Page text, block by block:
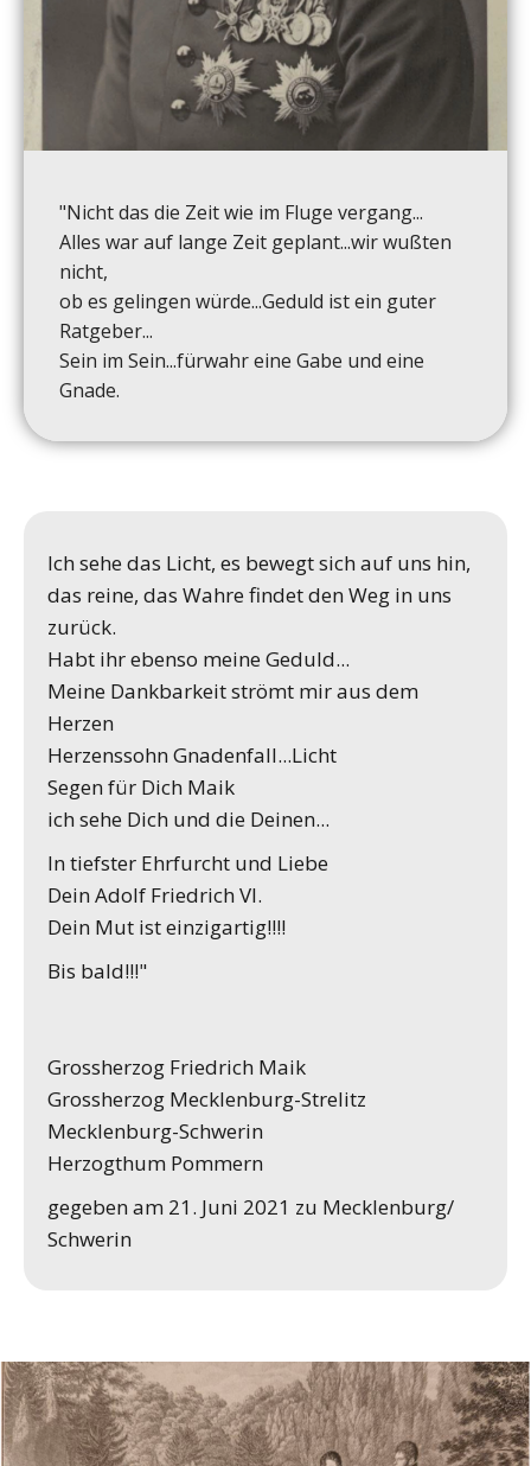
"Nicht das die Zeit wie im Fluge vergang...
Alles war auf lange Zeit geplant...wir wußten
nicht,
ob es gelingen würde...Geduld ist ein guter
Ratgeber...
Sein im Sein...fürwahr eine Gabe und eine
Gnade.
Ich sehe das Licht, es bewegt sich auf uns hin,
das reine, das Wahre findet den Weg in uns
zurück.
Habt ihr ebenso meine Geduld...
Meine Dankbarkeit strömt mir aus dem
Herzen
Herzenssohn Gnadenfall...Licht
Segen für Dich Maik
ich sehe Dich und die Deinen...
In tiefster Ehrfurcht und Liebe
Dein Adolf Friedrich VI.
Dein Mut ist einzigartig!!!!
Bis bald!!!"
Grossherzog Friedrich Maik
Grossherzog Mecklenburg-Strelitz
Mecklenburg-Schwerin
Herzogthum Pommern
gegeben am 21. Juni 2021 zu Mecklenburg/
Schwerin